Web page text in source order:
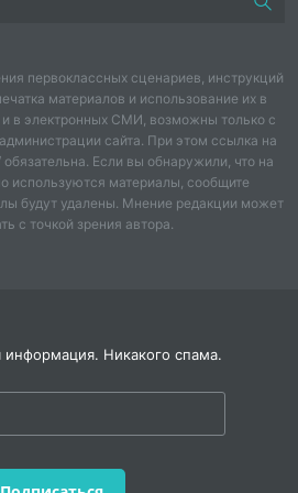
дружбы,
период возможно
установки к
природы лидерства. Такой
лидера пригодится
активного формирования
и при достижении им
всю дальнейшую
выпускников среди
первоклассных сценариев, инструкций
материалов и использование их в
в электронных СМИ, возможны только с
сайта. При этом ссылка на
Если вы обнаружили, что на
используются материалы, сообщите
будут удалены. Мнение редакции может
с точкой зрения автора.
информация. Никакого спама.